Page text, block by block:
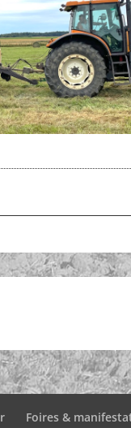
Foires &